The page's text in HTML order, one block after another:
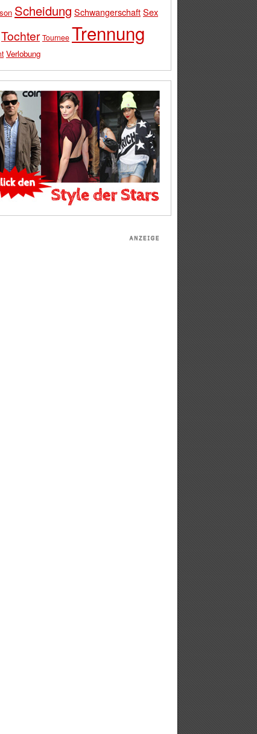
Scheidung SchwangerschaftSex
Tochter Tournee Trennung
Verlobung